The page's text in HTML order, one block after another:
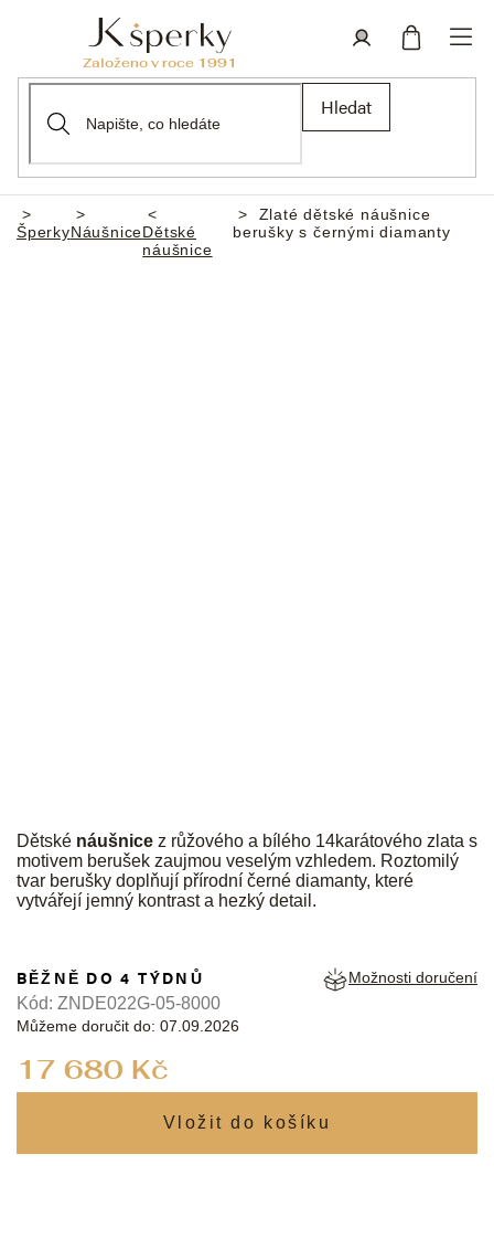
Hledat
Domů
ŠperkyNáušniceDětské
náušnice
Zlaté dětské náušnice
berušky s černými diamanty
Dětské náušnice z růžového a bílého 14karátového zlata s
motivem berušek zaujmou veselým vzhledem. Roztomilý
tvar berušky doplňují přírodní černé diamanty, které
vytvářejí jemný kontrast a hezký detail.
17 680 Kč
BĚŽNĚ DO 4 TÝDNŮ
Můžeme doručit do: 07.09.2026
Možnosti doručení
Kód: ZNDE022G-05-8000